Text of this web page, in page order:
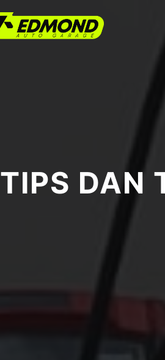
TIPS DAN